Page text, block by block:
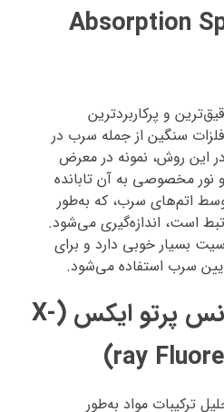
Absorption
و پرکاربردترین
سنگین از جمله سرب در
این روش، نمونه در معرض
نور مخصوصی به آن تابانده
اتم‌های سرب، که به‌طور
است، اندازه‌گیری می‌شود.
بسیار خوبی دارد و برای
سرب استفاده می‌شود.
روش فلورسانس پرتو ایکس (X-
ray
ترکیبات مواد به‌طور